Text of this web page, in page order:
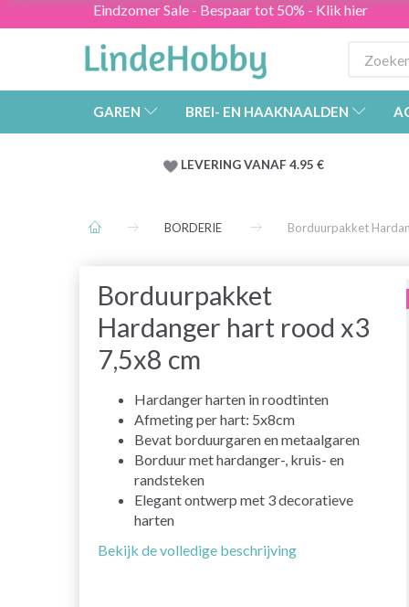
Eindzomer Sale - Bespaar tot 50% - Klik hier
GAREN BREI- EN HAAKNAALDEN
LEVERING VANAF 4.95 €
BORDERIE Borduurpakket
Borduurpakket
Hardanger hart rood x3
7,5x8 cm
Hardanger harten in roodtinten
Afmeting per hart: 5x8cm
Bevat borduurgaren en metaalgaren
Borduur met hardanger-, kruis- en
randsteken
Elegant ontwerp met 3 decoratieve
harten
Bekijk de volledige beschrijving